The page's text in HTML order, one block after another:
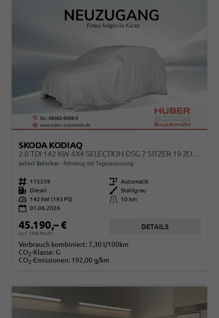
SKODA KODIAQ
2.0 TDI 142 KW 4X4 SELECTION DSG 7 SITZER 19 ZOLL AHK EL. HK
sofort lieferbar Fahrzeug mit Tageszulassung
Fahrzeugnr. 115259 Getriebe Automatik
Kraftstoff
Diesel Außenfarbe
Stahlgrau
Leistung
142 kW (193 PS) Kilometerstand
10 km
01.06.2026
45.190,– €
incl. 19% MwSt.
DETAILS
Verbrauch kombiniert: 7,30 l/100km
CO2-Klasse: G
CO2-Emissionen: 192,00 g/km